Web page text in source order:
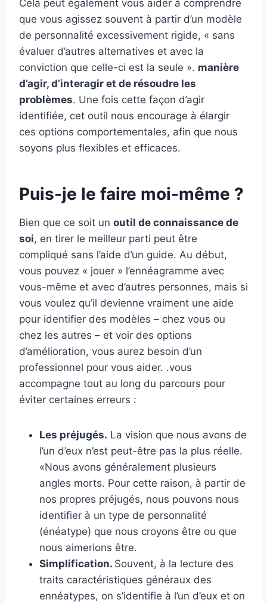
Cela peut également vous aider à comprendre
que vous agissez souvent à partir d’un modèle
de personnalité excessivement rigide, « sans
évaluer d’autres alternatives et avec la
conviction que celle-ci est la seule ». manière
d’agir, d’interagir et de résoudre les
problèmes. Une fois cette façon d’agir
identifiée, cet outil nous encourage à élargir
ces options comportementales, afin que nous
soyons plus flexibles et efficaces.
Puis-je le faire moi-même ?
Bien que ce soit un outil de connaissance de
soi, en tirer le meilleur parti peut être
compliqué sans l’aide d’un guide. Au début,
vous pouvez « jouer » l’ennéagramme avec
vous-même et avec d’autres personnes, mais si
vous voulez qu’il devienne vraiment une aide
pour identifier des modèles – chez vous ou
chez les autres – et voir des options
d’amélioration, vous aurez besoin d’un
professionnel pour vous aider. .vous
accompagne tout au long du parcours pour
éviter certaines erreurs :
Les préjugés. La vision que nous avons de
l’un d’eux n’est peut-être pas la plus réelle.
«Nous avons généralement plusieurs
angles morts. Pour cette raison, à partir de
nos propres préjugés, nous pouvons nous
identifier à un type de personnalité
(énéatype) que nous croyons être ou que
nous aimerions être.
Simplification. Souvent, à la lecture des
traits caractéristiques généraux des
ennéatypes, on s’identifie à l’un d’eux et on